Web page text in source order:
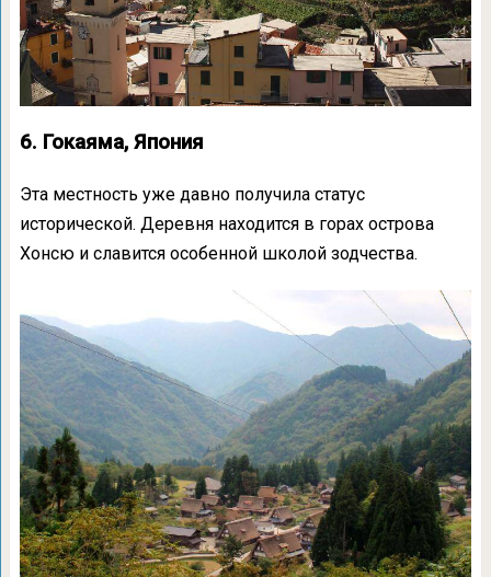
6. Гокаяма, Япония
Эта местность уже давно получила статус
исторической. Деревня находится в горах острова
Хонсю и славится особенной школой зодчества.